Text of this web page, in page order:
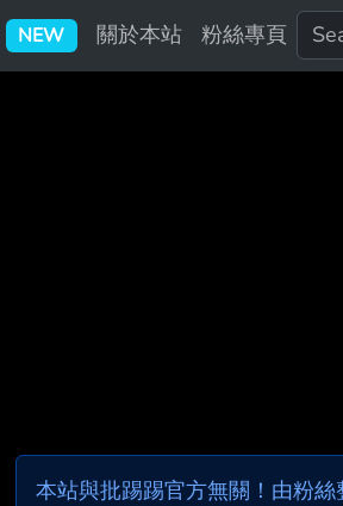
NEW 關於本站 粉絲專頁
本站與批踢踢官方無關！由粉